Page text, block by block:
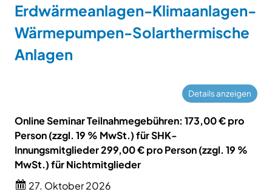
Erdwärmeanlagen-Klimaanlagen-
Wärmepumpen-Solarthermische
Anlagen
Online Seminar Teilnahmegebühren: 173,00 € pro
Person (zzgl. 19 % MwSt.) für SHK-
Innungsmitglieder 299,00 € pro Person (zzgl. 19 %
MwSt.) für Nichtmitglieder
27. Oktober 2026